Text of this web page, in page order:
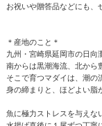
お祝いや贈答品などにも、
＊産地のこと＊
九州・宮崎県延岡市の日向
南からは黒潮海流、北から
そこで育つマダイは、潮の
身の締まりと、ほどよい脂
魚に極力ストレスを与えな